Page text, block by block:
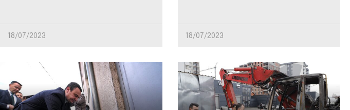
18/07/2023 18/07/2023